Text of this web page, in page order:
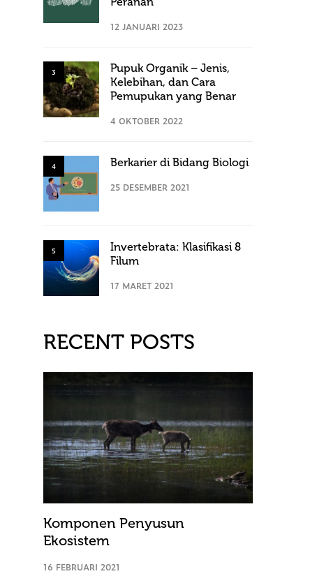
12 JANUARI 2023
3
Pupuk Organik – Jenis,
Kelebihan, dan Cara
Pemupukan yang Benar
4 OKTOBER 2022
4 Berkarier di Bidang Biologi
25 DESEMBER 2021
5
Invertebrata: Klasifikasi 8
Filum
17 MARET 2021
RECENT POSTS
Komponen Penyusun
Ekosistem
16 FEBRUARI 2021